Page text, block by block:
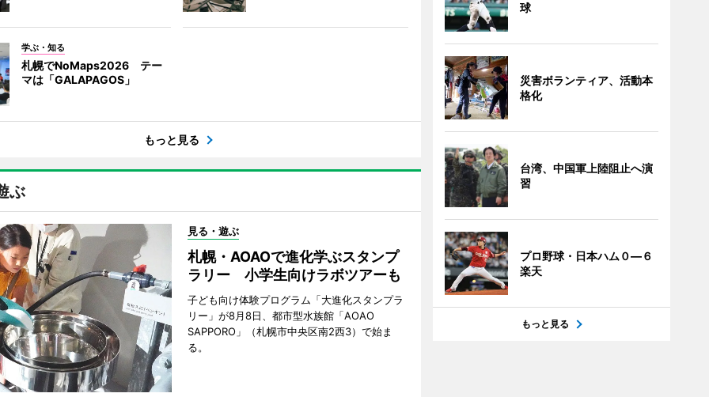
学ぶ・知る
札幌でNoMaps2026 テー
マは「GALAPAGOS」
もっと見る
ぶ
見る・遊ぶ
札幌・AOAOで進化学ぶスタンプ
ラリー 小学生向けラボツアーも
子ども向け体験プログラム「大進化スタンプラ
リー」が8月8日、都市型水族館「AOAO
SAPPORO」（札幌市中央区南2西3）で始ま
る。
球
災害ボランティア、活動本
格化
台湾、中国軍上陸阻止へ演
習
プロ野球・日本ハム０―６
楽天
もっと見る